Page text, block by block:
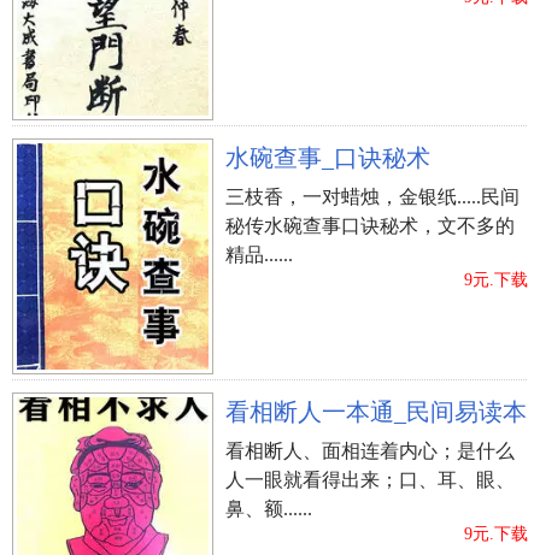
水碗查事_口诀秘术
三枝香，一对蜡烛，金银纸.....民间
秘传水碗查事口诀秘术，文不多的
精品......
9元.下载
看相断人一本通_民间易读本
看相断人、面相连着内心；是什么
人一眼就看得出来；口、耳、眼、
鼻、额......
9元.下载